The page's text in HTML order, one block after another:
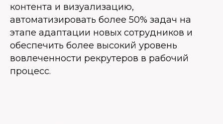
контента и визуализацию,
автоматизировать более 50% задач на
этапе адаптации новых сотрудников и
обеспечить более высокий уровень
вовлеченности рекрутеров в рабочий
процесс.